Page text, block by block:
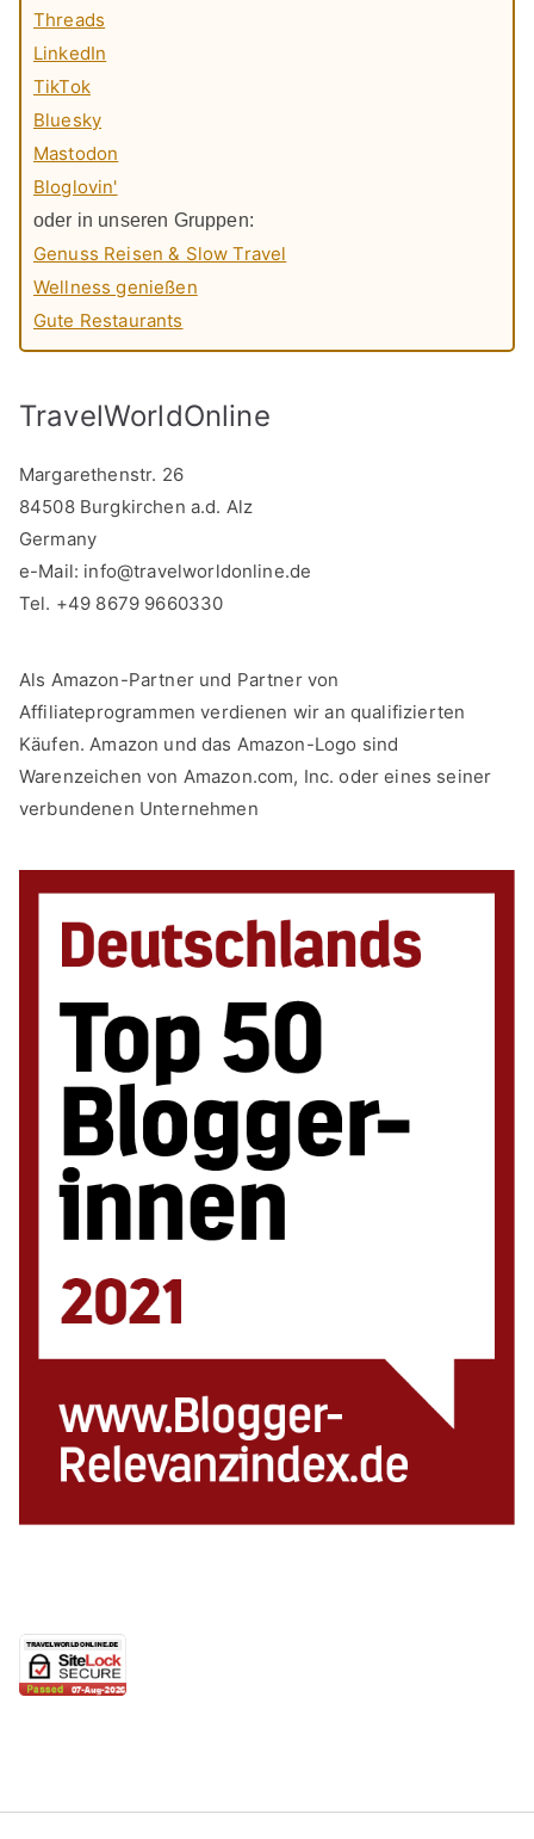
Threads
LinkedIn
TikTok
Bluesky
Mastodon
Bloglovin'
oder in unseren Gruppen:
Genuss Reisen & Slow Travel
Wellness genießen
Gute Restaurants
TravelWorldOnline
Margarethenstr. 26
84508 Burgkirchen a.d. Alz
Germany
e-Mail: info@travelworldonline.de
Tel. +49 8679 9660330
Als Amazon-Partner und Partner von
Affiliateprogrammen verdienen wir an qualifizierten
Käufen. Amazon und das Amazon-Logo sind
Warenzeichen von Amazon.com, Inc. oder eines seiner
verbundenen Unternehmen